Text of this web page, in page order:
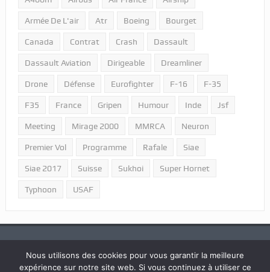
Armée De L'air Atr Boeing Bourget
Canada Contrat Crash Dassault
Dassault Aviation Dirigeable Dreamliner
Drone Défense Eurofighter F-16 F-35
F35 France Gripen Humour Inde Jsf
Meeting Mirage 2000 MMRCA Neuron
Premier Vol Programme Rafale Siae
Siae 2017 Suisse Sukhoi Super Hornet
Typhoon USAF
Nous utilisons des cookies pour vous garantir la meilleure
expérience sur notre site web. Si vous continuez à utiliser ce